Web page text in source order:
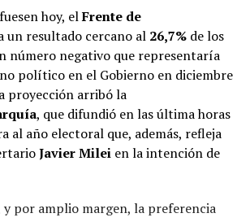
hoy, elFrente de
resultado cercano al 26,7%de los
número negativo que representaría
político en el Gobierno en diciembre
proyección arribó la
, que difundió en las última horas
al año electoral que, además, refleja
Javier Milei en la intención de
y por amplio margen, la preferencia